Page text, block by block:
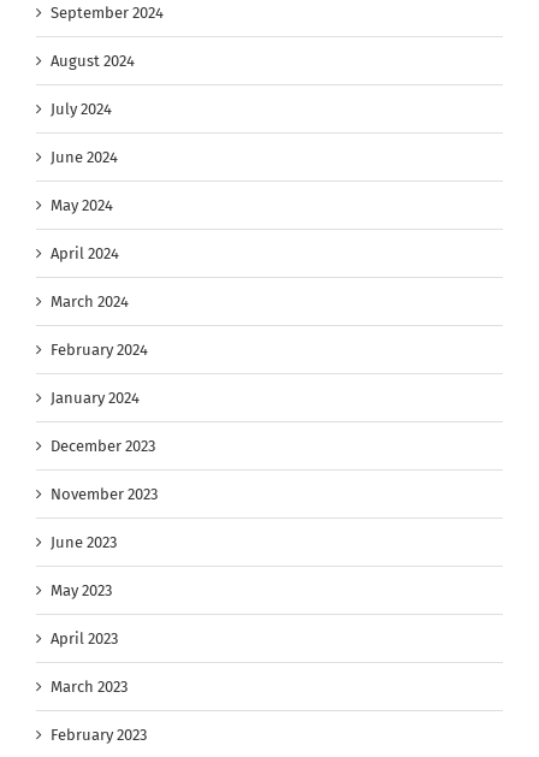
September 2024
August 2024
July 2024
June 2024
May 2024
April 2024
March 2024
February 2024
January 2024
December 2023
November 2023
June 2023
May 2023
April 2023
March 2023
February 2023